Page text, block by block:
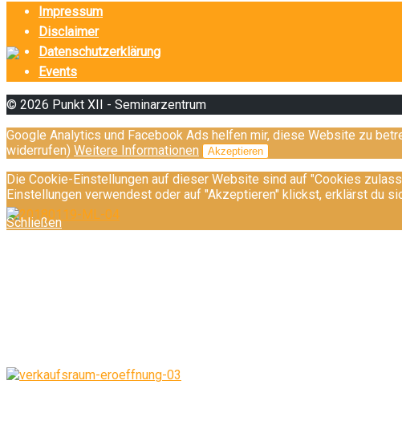
Impressum
Disclaimer
Datenschutzerklärung
Events
© 2026 Punkt XII - Seminarzentrum
Google Analytics und Facebook Ads helfen mir, diese Website zu
widerrufen) Weitere Informationen Akzeptieren
Die Cookie-Einstellungen auf dieser Website sind auf "Cookies
Einstellungen verwendest oder auf "Akzeptieren" klickst, erklärst du
Schließen